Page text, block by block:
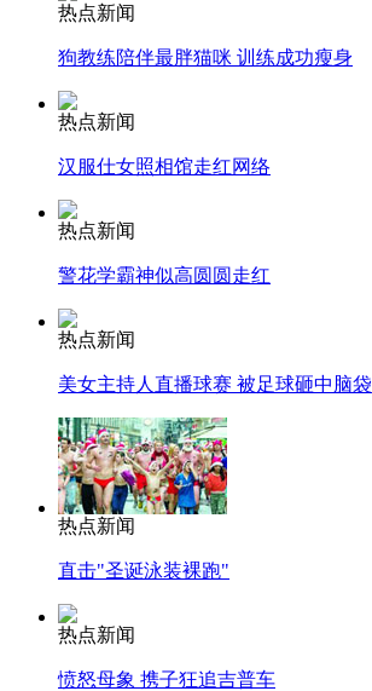
安徽一实载49人客车翻车
走！跟着总书记去植树
消防员救轻生者
纽约上演“枕头大战”
司机酒驾遇交警 急速倒车逃窜
热点新闻
狗教练陪伴最胖猫咪 训练成功瘦身
热点新闻
汉服仕女照相馆走红网络
热点新闻
警花学霸神似高圆圆走红
热点新闻
美女主持人直播球赛 被足球砸中脑袋
热点新闻
直击"圣诞泳装裸跑"
热点新闻
愤怒母象 携子狂追吉普车